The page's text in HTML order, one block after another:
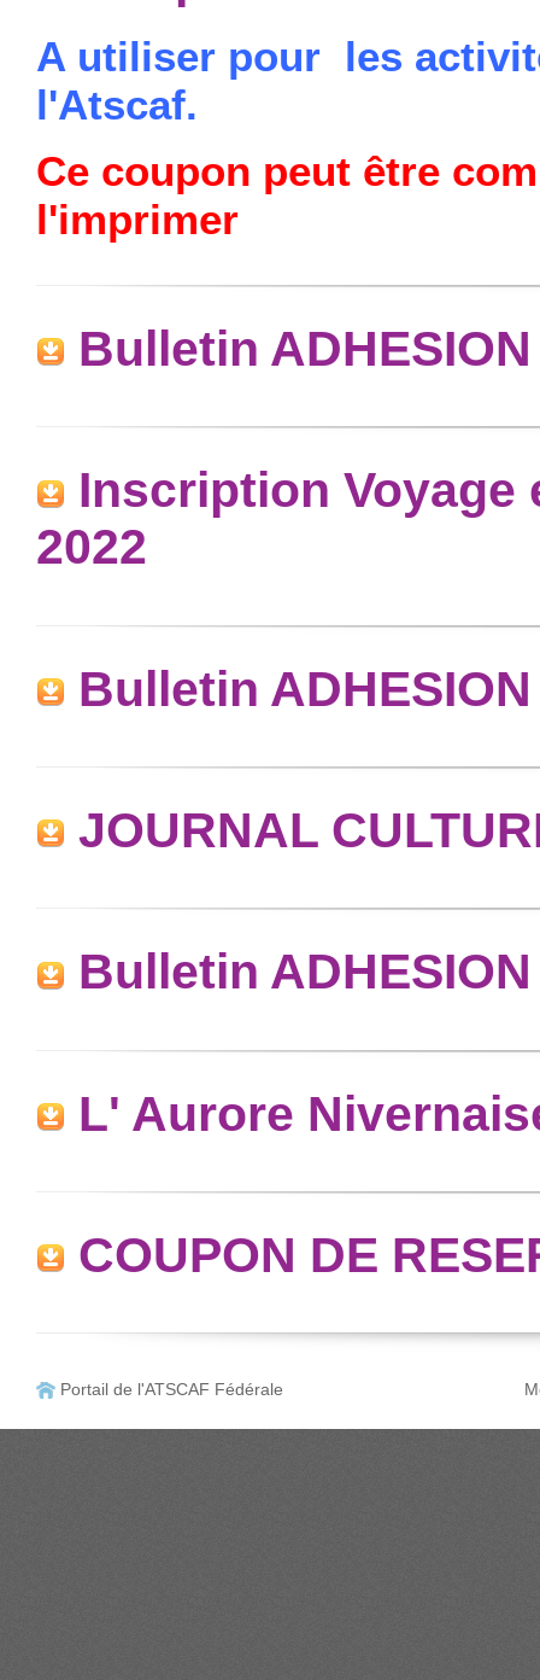
A utiliser pour les
l'Atscaf.
Ce coupon peut être
l'imprimer
Bulletin
Inscription Voyage
2022
Bulletin
JOURNAL
Bulletin
L' Aurore
COUPON DE
Portail de l'ATSCAF Fédérale